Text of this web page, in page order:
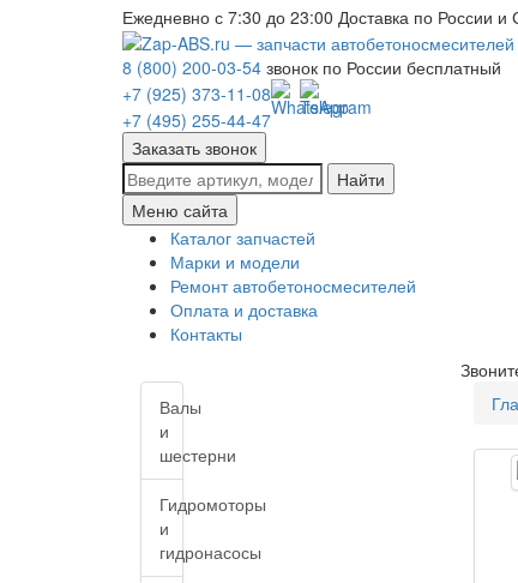
Ежедневно с 7:30 до 23:00 Доставка по России и
8 (800) 200-03-54 звонок по России бесплатный
+7 (925) 373-11-08
+7 (495) 255-44-47
Заказать звонок
Найти
Меню сайта
Каталог запчастей
Марки и модели
Ремонт автобетоносмесителей
Оплата и доставка
Контакты
Валы
и
шестерни
Гидромоторы
и
гидронасосы